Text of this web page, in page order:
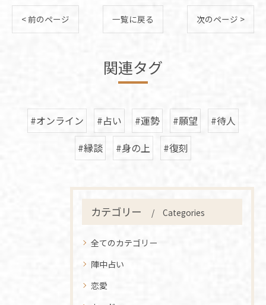
< 前のページ 一覧に戻る 次のページ >
関連タグ
#オンライン #占い #運勢 #願望
#待人
#縁談
#身の上 #復刻
カテゴリー Categories
全てのカテゴリー
陣中占い
恋愛